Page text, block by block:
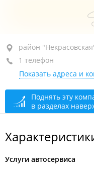
район
+7 902 068-65-02
сегодня закрыто
район
1 телефон
Показать адреса и
Поднять эту
в разделах
Услуги автосервиса